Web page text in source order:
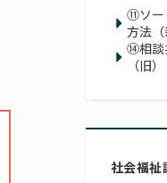
⑪ソー
方法（
⑭相談
（旧）
社会福祉